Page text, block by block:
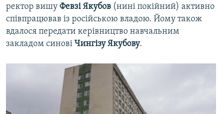
ректор вишу Февзі Якубов (нині покійний) активно
співпрацював із російською владою. Йому також
вдалося передати керівництво навчальним
закладом синові Чингізу Якубову.